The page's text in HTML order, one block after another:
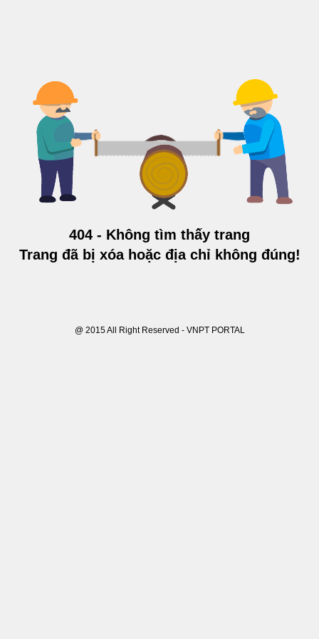
404 - Không tìm thấy trang
Trang đã bị xóa hoặc địa chỉ không đúng!
@ 2015 All Right Reserved - VNPT PORTAL